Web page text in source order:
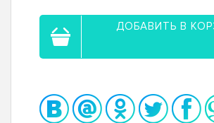
ДОБАВИТЬ В